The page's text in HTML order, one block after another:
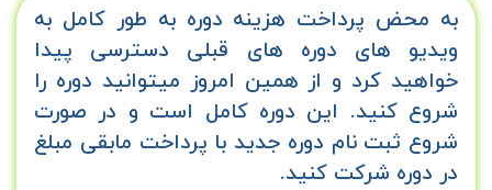
به محض پرداخت هزینه دوره به طور کامل به
ویدیو های دوره های قبلی دسترسی پیدا
خواهید کرد و از همین امروز میتوانید دوره را
شروع کنید. این دوره کامل است و در صورت
شروع ثبت نام دوره جدید با پرداخت مابقی مبلغ
در دوره شرکت کنید.